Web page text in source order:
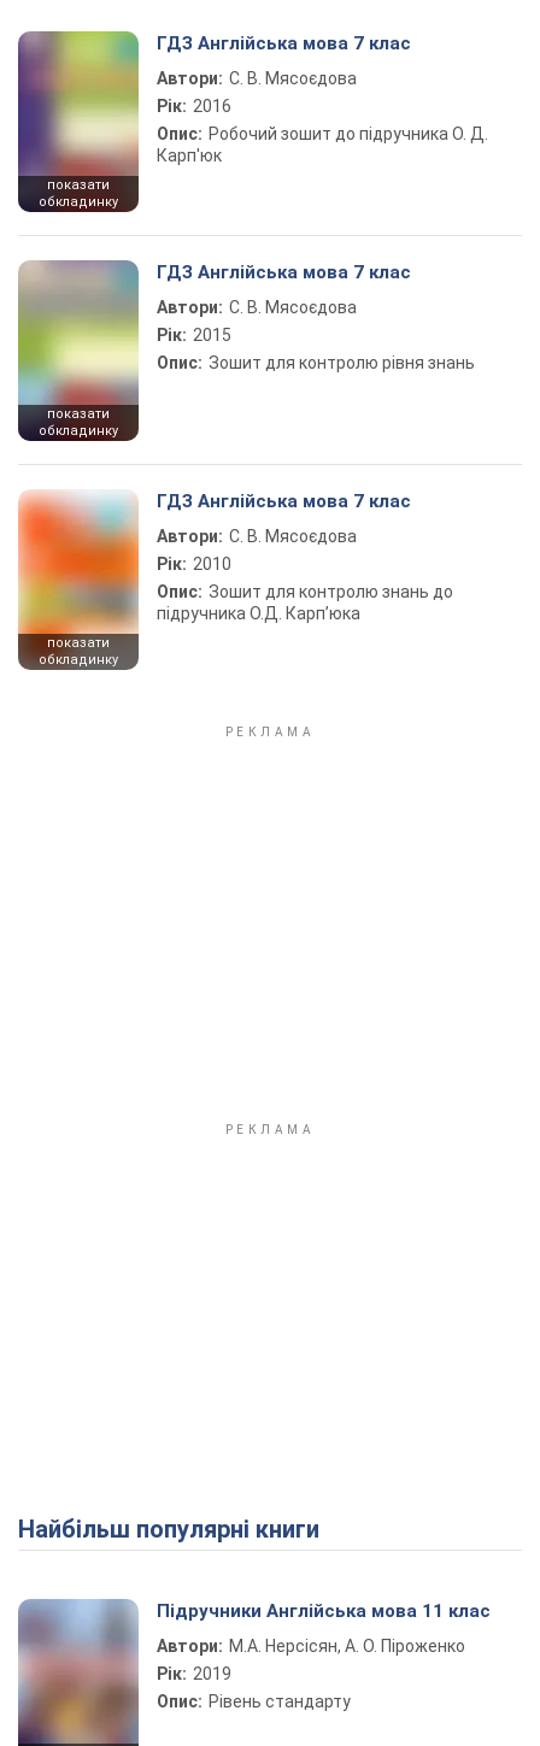
показати
обкладинку
ГДЗ Англійська мова 7 клас
Автори: С. В. Мясоєдова
Рік: 2016
Опис: Робочий зошит до підручника О. Д.
Карп'юк
показати
обкладинку
ГДЗ Англійська мова 7 клас
Автори: С. В. Мясоєдова
Рік: 2015
Опис: Зошит для контролю рівня знань
показати
обкладинку
ГДЗ Англійська мова 7 клас
Автори: С. В. Мясоєдова
Рік: 2010
Опис: Зошит для контролю знань до
підручника О.Д. Карп’юка
Найбільш популярні книги
Підручники Англійська мова 11 клас
Автори: М.А. Нерсісян, А. О. Піроженко
Рік: 2019
Опис: Рівень стандарту